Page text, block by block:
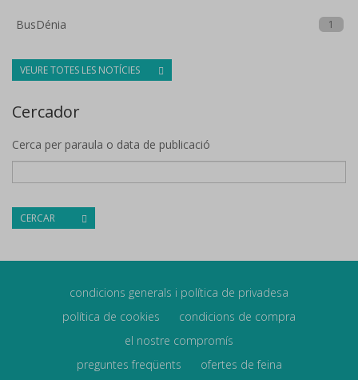
BusDénia 1
VEURE TOTES LES NOTÍCIES
Cercador
Cerca per paraula o data de publicació
CERCAR
condicions generals i política de privadesa
política de cookies
condicions de compra
el nostre compromís
preguntes freqüents
ofertes de feina